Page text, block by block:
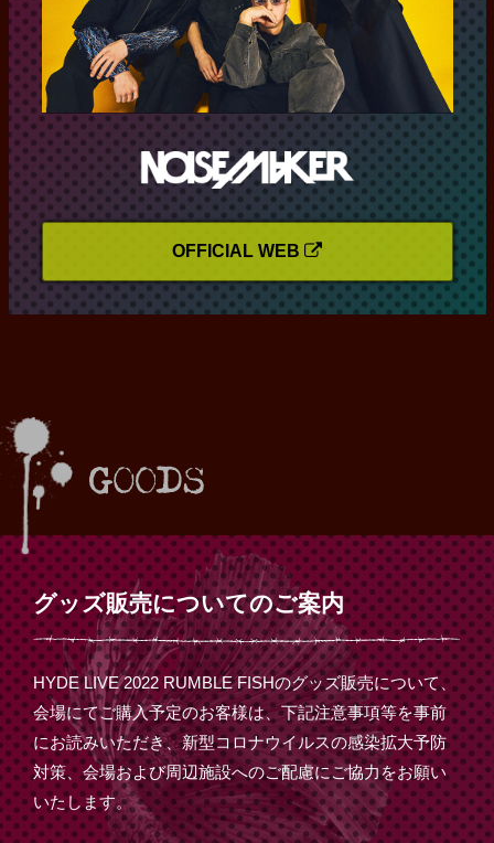
OFFICIAL WEB
グッズ販売についてのご案内
HYDE LIVE 2022 RUMBLE FISHのグッズ販売について、
会場にてご購入予定のお客様は、下記注意事項等を事前
にお読みいただき、新型コロナウイルスの感染拡大予防
対策、会場および周辺施設へのご配慮にご協力をお願い
いたします。